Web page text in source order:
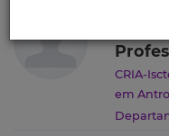
Inês
CRIA-
em